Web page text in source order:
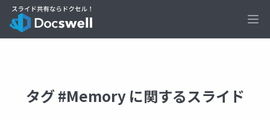
タグ #Memory に関するスライド